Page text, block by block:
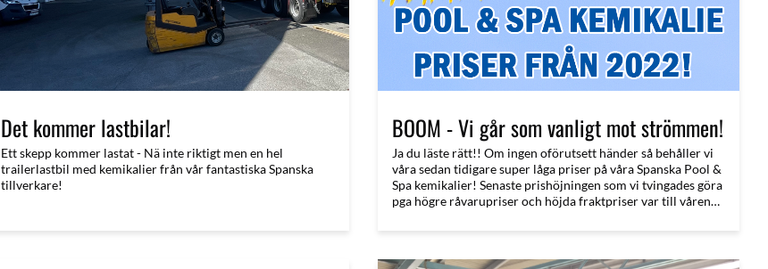
Det kommer lastbilar!
Ett skepp kommer lastat - Nä inte riktigt men en hel
trailerlastbil med kemikalier från vår fantastiska Spanska
tillverkare!
BOOM - Vi går som vanligt mot strömmen!
Ja du läste rätt!! Om ingen oförutsett händer så behåller vi
våra sedan tidigare super låga priser på våra Spanska Pool &
Spa kemikalier! Senaste prishöjningen som vi tvingades göra
pga högre råvarupriser och höjda fraktpriser var till våren